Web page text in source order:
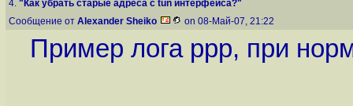
4. "Как убрать старые адреса с tun интерфейса?"
Сообщение от Alexander Sheiko on 08-Май-07, 21:22
Пример лога ppp, при